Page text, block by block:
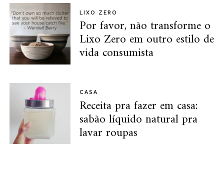
LIXO ZERO
Por favor, não transforme o
Lixo Zero em outro estilo de
vida consumista
CASA
Receita pra fazer em casa:
sabão líquido natural pra
lavar roupas